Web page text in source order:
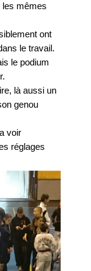
les mêmes
ont
le travail.
le podium
là aussi un
genou
voir
réglages